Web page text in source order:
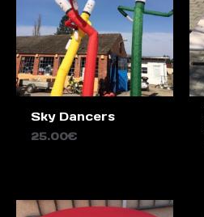
Sky Dancers
25.00€